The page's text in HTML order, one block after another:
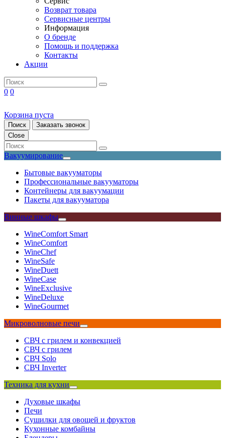
Возврат товара
Сервисные центры
Информация
О бренде
Помощь и поддержка
Контакты
Акции
0 0
Корзина пуста
Поиск
Заказать звонок
Close
Вакуумирование
Бытовые вакууматоры
Профессиональные вакууматоры
Контейнеры для вакуумации
Пакеты для вакууматора
Винные шкафы
WineComfort Smart
WineComfort
WineChef
WineSafe
WineDuett
WineCase
WineExclusive
WineDeluxe
WineGourmet
Микроволновые печи
СВЧ с грилем и конвекцией
СВЧ с грилем
СВЧ Solo
СВЧ Inverter
Техника для кухни
Духовые шкафы
Печи
Сушилки для овощей и фруктов
Кухонные комбайны